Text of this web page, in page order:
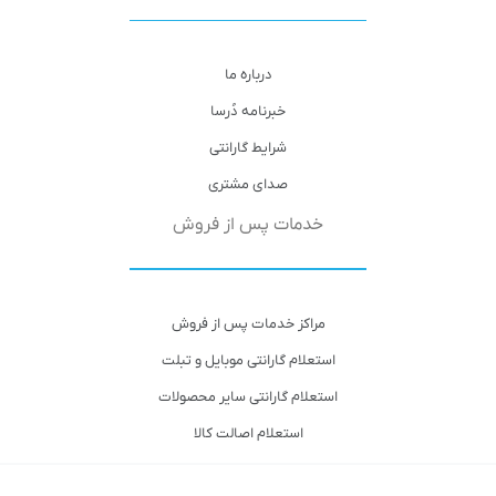
درباره ما
خبرنامه دُرسا
شرایط گارانتی
صدای مشتری
خدمات پس از فروش
مراکز خدمات پس از فروش
استعلام گارانتی موبایل و تبلت
استعلام گارانتی سایر محصولات
استعلام اصالت کالا